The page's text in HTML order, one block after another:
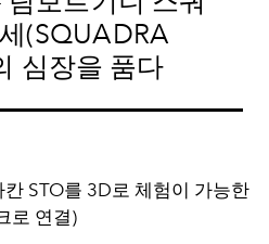
(SQUADRA
심장을 품다
STO를 3D로 체험이 가능한
로 연결)